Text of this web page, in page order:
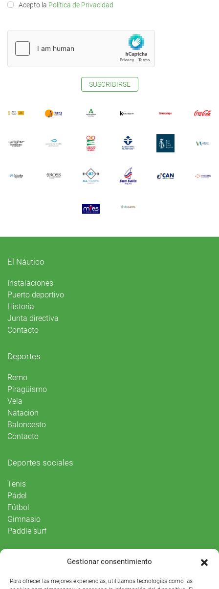
Gestionar consentimiento
Para ofrecer las mejores experiencias, utilizamos tecnologías como las
Acepto la Política de Privacidad
SUSCRIBIRSE
El Náutico
Instalaciones
Puerto deportivo
Historia
Junta directiva
Contacto
Deportes
Remo
Piragüismo
Vela
Natación
Baloncesto
Contacto
Deportes sociales
Tenis
Pádel
Fútbol
Gimnasio
Paddle surf
Agenda